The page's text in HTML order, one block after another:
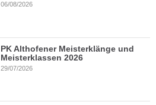
06/08/2026
PK Althofener Meisterklänge und
Meisterklassen 2026
29/07/2026